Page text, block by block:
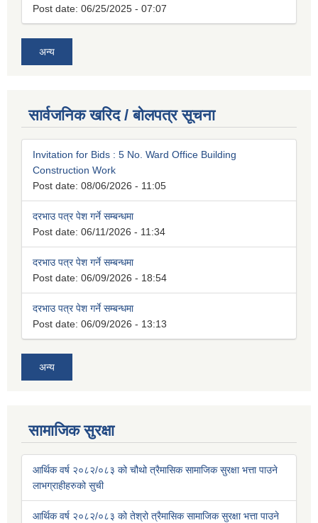
Post date: 06/25/2025 - 07:07
अन्य
सार्वजनिक खरिद / बोलपत्र सूचना
Invitation for Bids : 5 No. Ward Office Building
Construction Work
Post date: 08/06/2026 - 11:05
दरभाउ पत्र पेश गर्ने सम्बन्धमा
Post date: 06/11/2026 - 11:34
दरभाउ पत्र पेश गर्ने सम्बन्धमा
Post date: 06/09/2026 - 18:54
दरभाउ पत्र पेश गर्ने सम्बन्धमा
Post date: 06/09/2026 - 13:13
अन्य
सामाजिक सुरक्षा
आर्थिक वर्ष २०८२/०८३ को चौथो त्रैमासिक सामाजिक सुरक्षा भत्ता पाउने
लाभग्राहीहरुको सुची
आर्थिक वर्ष २०८२/०८३ को तेश्रो त्रैमासिक सामाजिक सुरक्षा भत्ता पाउने